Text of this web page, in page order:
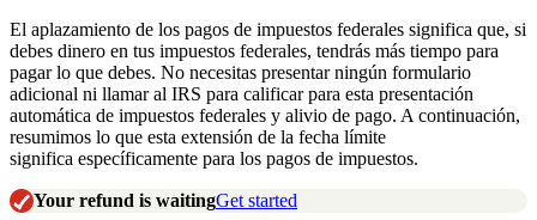
El aplazamiento de los pagos de impuestos federales significa que, si
debes dinero en tus impuestos federales, tendrás más tiempo para
pagar lo que debes. No necesitas presentar ningún formulario
adicional ni llamar al IRS para calificar para esta presentación
automática de impuestos federales y alivio de pago. A continuación,
resumimos lo que esta extensión de la fecha límite
significa específicamente para los pagos de impuestos.
Your refund is waitingGet started